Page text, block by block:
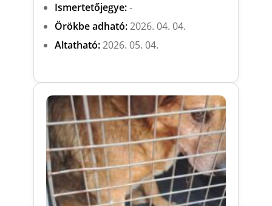
Ismertetőjegye:-
Örökbe adható:2026. 04. 04.
Altatható:2026. 05. 04.